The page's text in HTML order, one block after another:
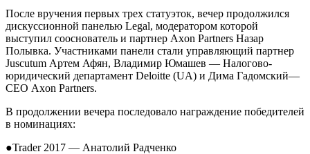
После вручения первых трех статуэток, вечер продолжился
дискуссионной панелью Legal, модератором которой
выступил сооснователь и партнер Axon Partners Назар
Полывка. Участниками панели стали управляющий партнер
Juscutum Артем Афян, Владимир Юмашев — Налогово-
юридический департамент Deloitte (UА) и Дима Гадомский—
СЕО Axon Partners.
В продолжении вечера последовало награждение победителей
в номинациях:
●Trader 2017 — Анатолий Радченко